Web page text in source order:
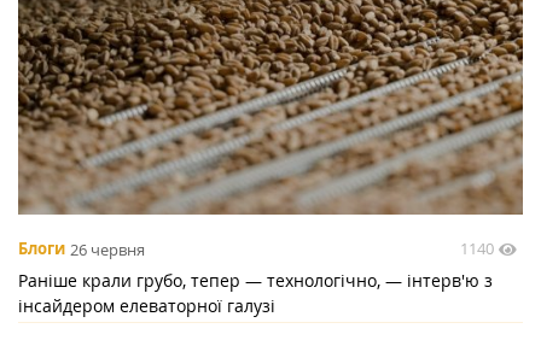
Блоги 26 червня 1140
Раніше крали грубо, тепер — технологічно, — інтерв'ю з
інсайдером елеваторної галузі